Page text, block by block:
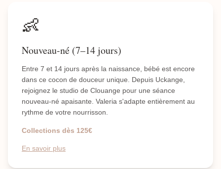
👶
Nouveau-né (7–14 jours)
Entre 7 et 14 jours après la naissance, bébé est encore
dans ce cocon de douceur unique. Depuis Uckange,
rejoignez le studio de Clouange pour une séance
nouveau-né apaisante. Valeria s'adapte entièrement au
rythme de votre nourrisson.
Collections dès 125€
En savoir plus